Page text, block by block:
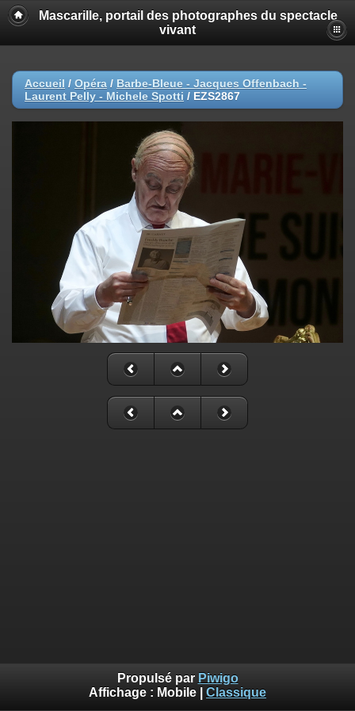
Mascarille, portail des photographes du spectacle
vivant
Accueil / Opéra / Barbe-Bleue - Jacques Offenbach -
Laurent Pelly - Michele Spotti / EZS2867
Propulsé par Piwigo
Affichage : Mobile Classique